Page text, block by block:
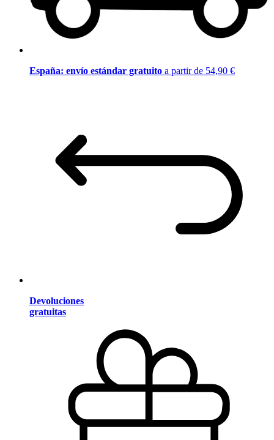
España: envío estándar gratuito a partir de 54,90 €
Devoluciones
gratuitas